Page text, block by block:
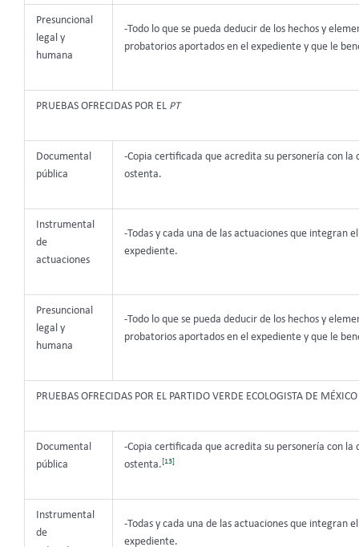
Presuncional
legal y
humana
-Todo lo que se pueda deducir de los hechos y
probatorios aportados en el expediente y que le
PRUEBAS OFRECIDAS POR EL PT
Documental
pública
-Copia certificada que acredita su personería con la
ostenta.
Instrumental
de
actuaciones
-Todas y cada una de las actuaciones que integran el
expediente.
Presuncional
legal y
humana
-Todo lo que se pueda deducir de los hechos y
probatorios aportados en el expediente y que le
PRUEBAS OFRECIDAS POR EL PARTIDO VERDE ECOLOGISTA DE MÉXICO
Documental
pública
-Copia certificada que acredita su personería con la
ostenta.[13]
Instrumental
de
-Todas y cada una de las actuaciones que integran el
expediente.